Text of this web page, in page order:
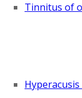
Tinnitus of